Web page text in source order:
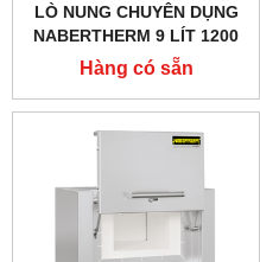
LÒ NUNG CHUYÊN DỤNG
NABERTHERM 9 LÍT 1200
ĐỘ, CỬA LẬT LÊN
Hàng có sẵn